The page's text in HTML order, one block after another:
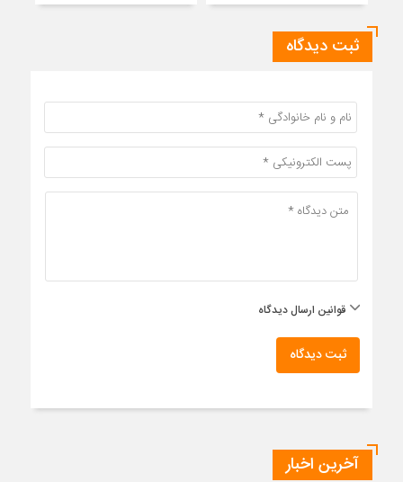
ثبت دیدگاه
قوانین ارسال دیدگاه
ثبت دیدگاه
آخرین اخبار